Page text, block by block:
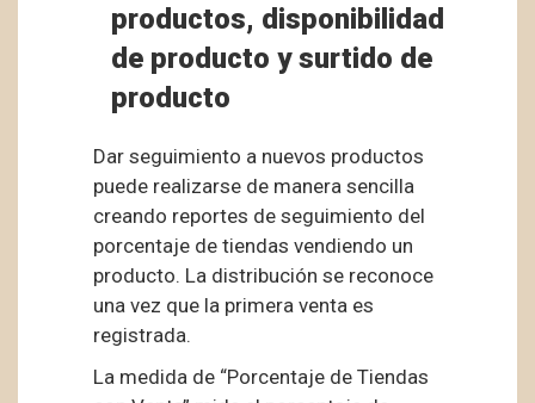
productos, disponibilidad
de producto y surtido de
producto
Dar seguimiento a nuevos productos
puede realizarse de manera sencilla
creando reportes de seguimiento del
porcentaje de tiendas vendiendo un
producto. La distribución se reconoce
una vez que la primera venta es
registrada.
La medida de “Porcentaje de Tiendas